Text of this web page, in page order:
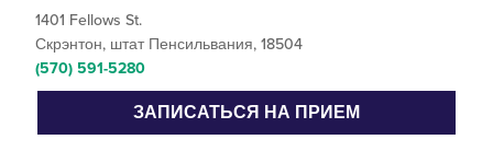
1401 Fellows St.
Скрэнтон, штат Пенсильвания, 18504
(570) 591-5280
ЗАПИСАТЬСЯ НА ПРИЕМ